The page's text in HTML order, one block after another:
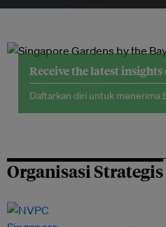
Receive the latest
Daftarkan diri untuk menerima
Organisasi Strategis